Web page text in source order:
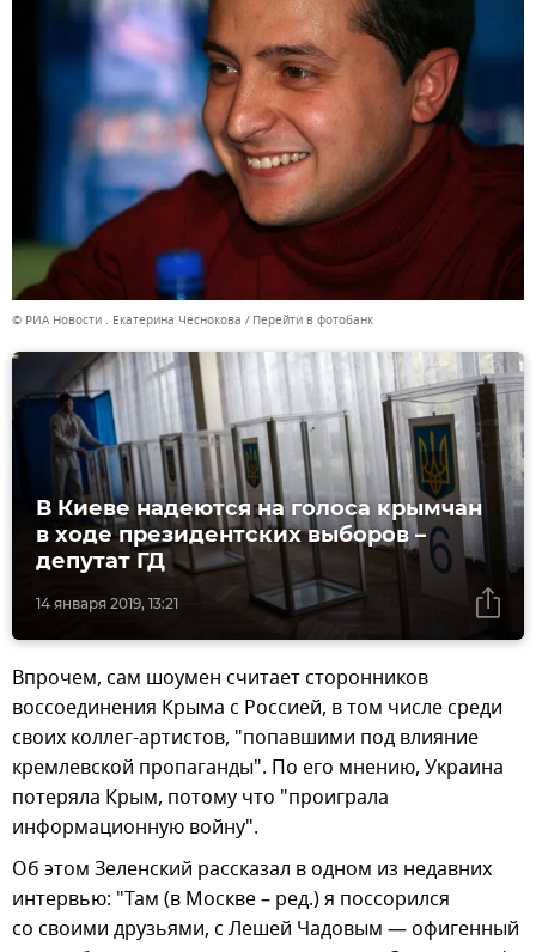
© РИА Новости . Екатерина Чеснокова Перейти в фотобанк
14 января 2019, 13:21
В Киеве надеются на голоса крымчан
в ходе президентских выборов –
депутат ГД
Впрочем, сам шоумен считает сторонников
воссоединения Крыма с Россией, в том числе среди
своих коллег-артистов, "попавшими под влияние
кремлевской пропаганды". По его мнению, Украина
потеряла Крым, потому что "проиграла
информационную войну".
Об этом Зеленский рассказал в одном из недавних
интервью: "Там (в Москве – ред.) я поссорился
со своими друзьями, с Лешей Чадовым — офигенный